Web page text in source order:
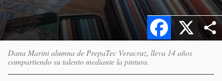
X
Facebook
Dana Marini alumna de PrepaTec Veracruz, lleva 14 años
compartiendo su talento mediante la pintura.